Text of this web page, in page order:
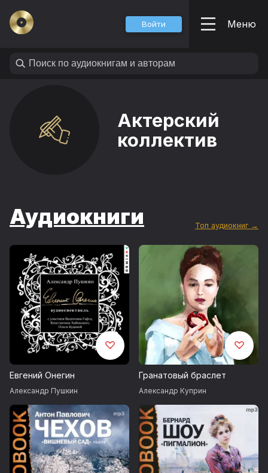
Войти Меню
Актерский
коллектив
Аудиокниги Топ аудиокниг →
Евгений Онегин
Александр Пушкин
Гранатовый браслет
Александр Куприн